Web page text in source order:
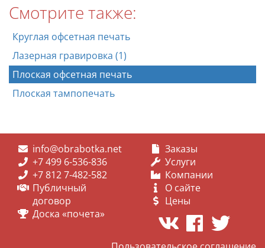
Смотрите также:
Круглая офсетная печать
Лазерная гравировка (1)
Плоская офсетная печать
Плоская тампопечать
info@obrabotka.net
+7 499 6-536-836
+7 812 7-482-582
Публичный
договор
Доска «почета»
Заказы
Услуги
Компании
О сайте
Цены